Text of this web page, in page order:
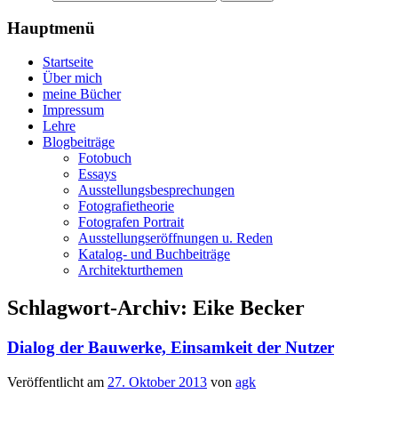
Hauptmenü
Startseite
Über mich
meine Bücher
Impressum
Lehre
Blogbeiträge
Fotobuch
Essays
Ausstellungsbesprechungen
Fotografietheorie
Fotografen Portrait
Ausstellungseröffnungen u. Reden
Katalog- und Buchbeiträge
Architekturthemen
Schlagwort-Archiv: Eike Becker
Dialog der Bauwerke, Einsamkeit der Nutzer
Veröffentlicht am 27. Oktober 2013 von agk